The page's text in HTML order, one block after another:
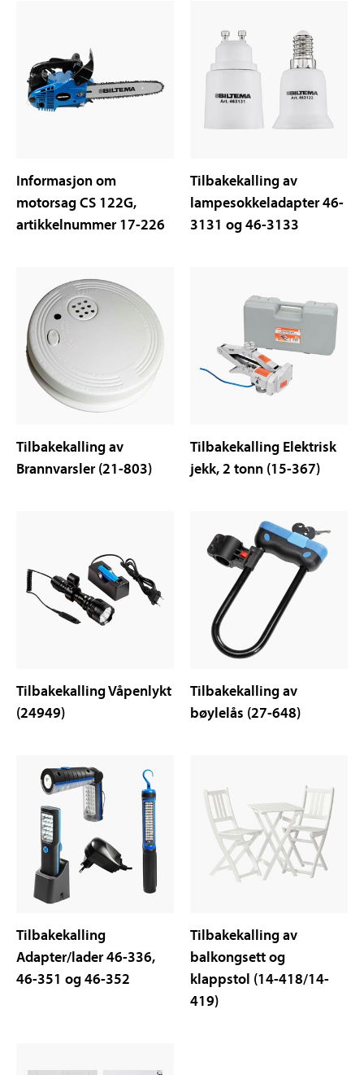
Informasjon om
motorsag CS 122G,
artikkelnummer 17-226
Tilbakekalling av
lampesokkeladapter 46-
3131 og 46-3133
Tilbakekalling av
Brannvarsler (21-803)
Tilbakekalling Elektrisk
jekk, 2 tonn (15-367)
Tilbakekalling Våpenlykt
(24949)
Tilbakekalling av
bøylelås (27-648)
Tilbakekalling
Adapter/lader 46-336,
46-351 og 46-352
Tilbakekalling av
balkongsett og
klappstol (14-418/14-
419)